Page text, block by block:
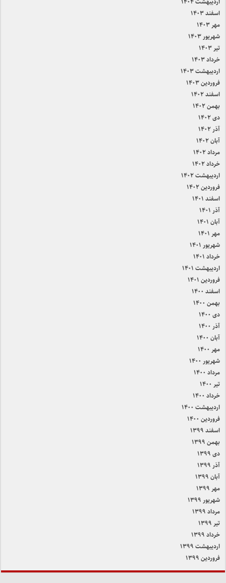
اسفند ۱۴۰۳
مهر ۱۴۰۳
شهریور ۱۴۰۳
تیر ۱۴۰۳
خرداد ۱۴۰۳
اردیبهشت ۱۴۰۳
فروردین ۱۴۰۳
اسفند ۱۴۰۲
بهمن ۱۴۰۲
دی ۱۴۰۲
آذر ۱۴۰۲
آبان ۱۴۰۲
مرداد ۱۴۰۲
خرداد ۱۴۰۲
اردیبهشت ۱۴۰۲
فروردین ۱۴۰۲
اسفند ۱۴۰۱
آذر ۱۴۰۱
آبان ۱۴۰۱
مهر ۱۴۰۱
شهریور ۱۴۰۱
خرداد ۱۴۰۱
اردیبهشت ۱۴۰۱
فروردین ۱۴۰۱
اسفند ۱۴۰۰
بهمن ۱۴۰۰
دی ۱۴۰۰
آذر ۱۴۰۰
آبان ۱۴۰۰
مهر ۱۴۰۰
شهریور ۱۴۰۰
مرداد ۱۴۰۰
تیر ۱۴۰۰
خرداد ۱۴۰۰
اردیبهشت ۱۴۰۰
فروردین ۱۴۰۰
اسفند ۱۳۹۹
بهمن ۱۳۹۹
دی ۱۳۹۹
آذر ۱۳۹۹
آبان ۱۳۹۹
مهر ۱۳۹۹
شهریور ۱۳۹۹
مرداد ۱۳۹۹
تیر ۱۳۹۹
خرداد ۱۳۹۹
اردیبهشت ۱۳۹۹
فروردین ۱۳۹۹